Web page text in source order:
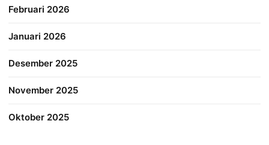
Februari 2026
Januari 2026
Desember 2025
November 2025
Oktober 2025